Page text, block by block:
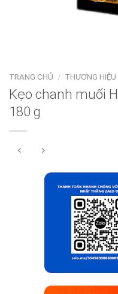
TRANG CHỦ / THƯƠNG HIỆU
Kẹo chanh muối
180 g